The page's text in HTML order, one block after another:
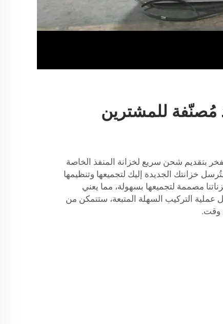
مُصنّفة للمشترين
بتقديم شحن سريع لخزانة المنفذ الخاصة
خزانتك الجديدة إليك لتجميعها وتنظيمها
مصممة لتجميعها بسهولة، مما يعني
التركيب السهلة المتبعة، ستتمكن من
وقت.